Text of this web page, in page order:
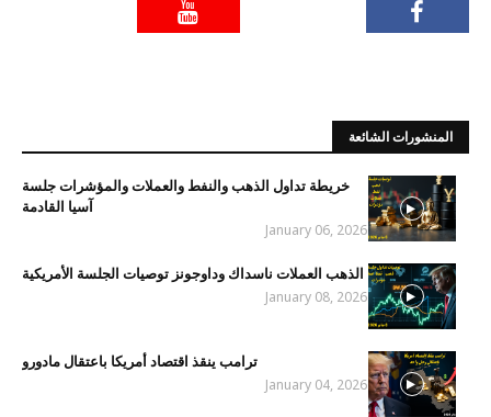
المنشورات الشائعة
خريطة تداول الذهب والنفط والعملات والمؤشرات جلسة
آسيا القادمة
January 06, 2026
الذهب العملات ناسداك وداوجونز توصيات الجلسة الأمريكية
January 08, 2026
ترامب ينقذ اقتصاد أمريكا باعتقال مادورو
January 04, 2026